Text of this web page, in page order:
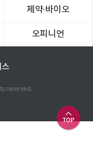
제약∙바이오
오피니언
스
reserved.